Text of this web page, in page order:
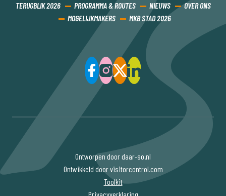
TERUGBLIK 2026 PROGRAMMA & ROUTES NIEUWS
OVER ONS
MOGELIJKMAKERS
MKB STAD 2026
Ontworpen door daar-so.nl
Ontwikkeld door visitorcontrol.com
Toolkit
Privacyverklaring